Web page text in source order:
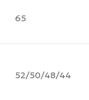
65
52/50/48/44